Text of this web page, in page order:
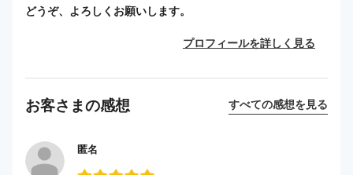
どうぞ、よろしくお願いします。
プロフィールを詳しく見る
お客さまの感想 すべての感想を見る
匿名